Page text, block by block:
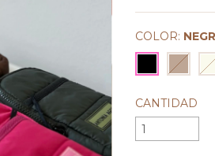
COLOR:
CANTIDAD